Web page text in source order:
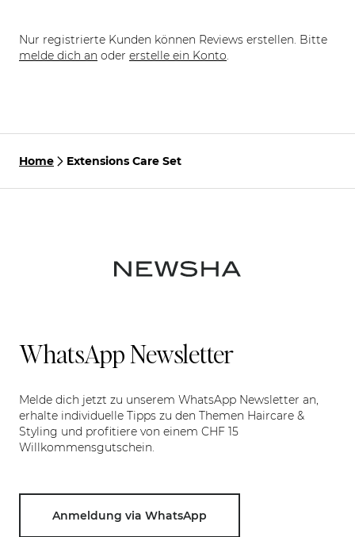
Nur registrierte Kunden können Reviews erstellen. Bitte
melde dich an oder erstelle ein Konto.
Home Extensions Care Set
WhatsApp Newsletter
Melde dich jetzt zu unserem WhatsApp Newsletter an,
erhalte individuelle Tipps zu den Themen Haircare &
Styling und profitiere von einem CHF 15
Willkommensgutschein.
Anmeldung via WhatsApp